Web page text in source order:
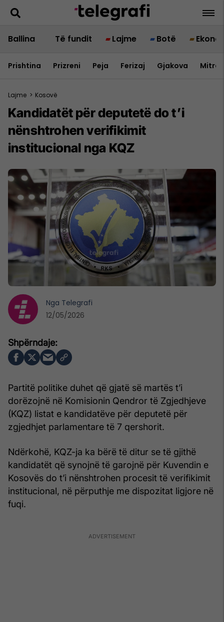
Ballina Të fundit Lajme Botë
Prishtina Prizreni Peja Ferizaj Gjakova
Lajme > Kosovë
Kandidatët për deputetë do t’i
nënshtrohen verifikimit
institucional nga KQZ
Partitë politike duhet që gjatë së martës t’i
dorëzojnë në Komisionin Qendror të Zgjedhjeve
(KQZ) listat e kandidatëve për deputetë për
zgjedhjet parlamentare të 7 qershorit.
Ndërkohë, KQZ-ja ka bërë të ditur se të gjithë
kandidatët që synojnë të garojnë për Kuvendin e
Kosovës do t’i nënshtrohen procesit të verifikimit
institucional, në përputhje me dispozitat ligjore në
fuqi.
Nga Telegrafi
12/05/2026